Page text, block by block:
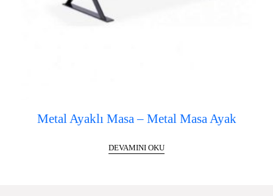
Metal Ayaklı Masa – Metal Masa Ayak
DEVAMINI OKU